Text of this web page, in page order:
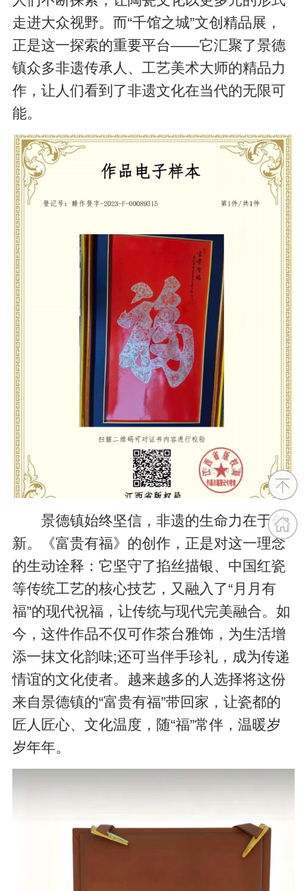
走进大众视野。而“千馆之城”文创精品展，
正是这一探索的重要平台——它汇聚了景德
镇众多非遗传承人、工艺美术大师的精品力
作，让人们看到了非遗文化在当代的无限可
能。
景德镇始终坚信，非遗的生命力在于创
新。《富贵有福》的创作，正是对这一理念
的生动诠释：它坚守了掐丝描银、中国红瓷
等传统工艺的核心技艺，又融入了“月月有
福”的现代祝福，让传统与现代完美融合。如
今，这件作品不仅可作茶台雅饰，为生活增
添一抹文化韵味;还可当伴手珍礼，成为传递
情谊的文化使者。越来越多的人选择将这份
来自景德镇的“富贵有福”带回家，让瓷都的
匠人匠心、文化温度，随“福”常伴，温暖岁
岁年年。